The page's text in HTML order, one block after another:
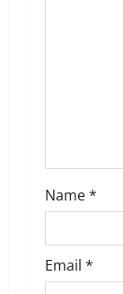
Name*
Email *